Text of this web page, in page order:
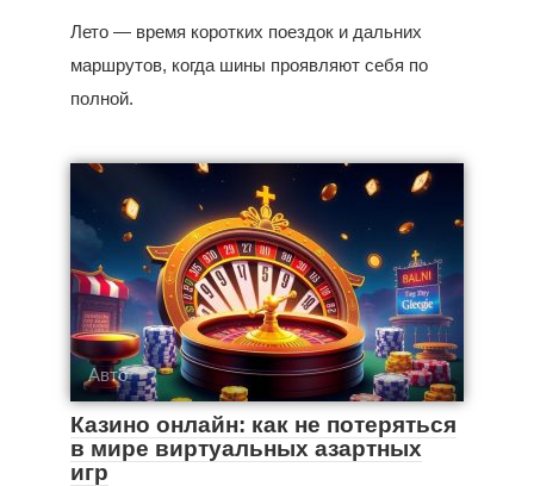
Лето — время коротких поездок и дальних
маршрутов, когда шины проявляют себя по
полной.
Авто
Казино онлайн: как не потеряться
в мире виртуальных азартных
игр